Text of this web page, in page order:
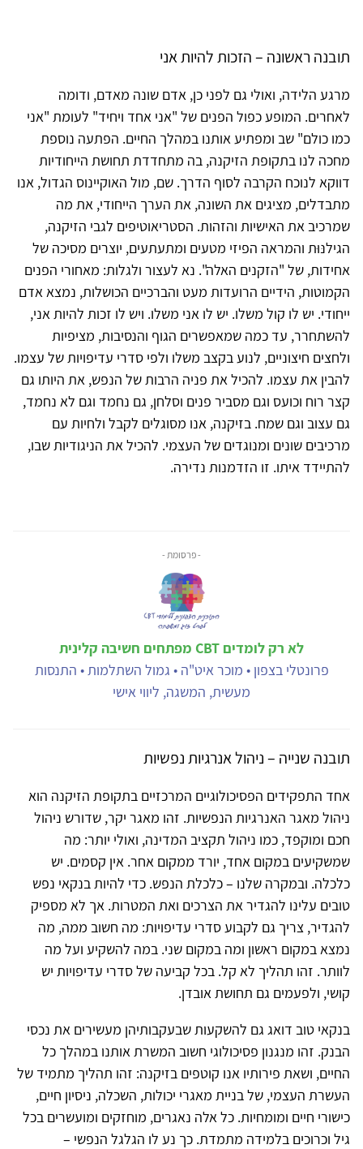
תובנה ראשונה – הזכות להיות אני
מרגע הלידה, ואולי גם לפני כן, אדם שונה מאדם, ודומה
לאחרים. המופע כפול הפנים של "אני אחד ויחיד" לעומת "אני
כמו כולם" שב ומפתיע אותנו במהלך החיים. הפתעה נוספת
מחכה לנו בתקופת הזיקנה, בה מתחדדת תחושת הייחודיות
דווקא לנוכח הקרבה לסוף הדרך. שם, מול האוקיינוס הגדול, אנו
מתבדלים, מציגים את השונה, את הערך הייחודי, את מה
שמרכיב את האישיות והזהות. הסטריאוטיפים לגבי הזיקנה,
הגילנּוּת והמראה הפיזי מטעים ומתעתעים, יוצרים מסיכה של
אחידות, של "הזקנים האלה". נא לעצור ולגלות: מאחורי הפנים
הקמוטות, הידיים הרועדות מעט והברכיים הכושלות, נמצא אדם
ייחודי. יש לו קול משלו. יש לו אני משלו. ויש לו זכות להיות אני,
להשתחרר, עד כמה שמאפשרים הגוף והנסיבות, מציפיות
ולחצים חיצוניים, לנוע בקצב משלו ולפי סדרי עדיפויות של עצמו.
להבין את עצמו. להכיל את פניה הרבות של הנפש, את היותו גם
קצר רוח וכועס וגם מסביר פנים וסלחן, גם נחמד וגם לא נחמד,
גם עצוב וגם שמח. בזיקנה, אנו מסוגלים לקבל ולחיות עם
מרכיבים שונים ומנוגדים של העצמי. להכיל את הניגודיות שבו,
להתיידד איתו. זו הזדמנות נדירה.
- פרסומת -
לא רק לומדים CBT מפתחים חשיבה קלינית
פרונטלי בצפון • מוכר איט"ה • גמול השתלמות • התנסות
מעשית, המשגה, ליווי אישי
תובנה שנייה – ניהול אנרגיות נפשיות
אחד התפקידים הפסיכולוגיים המרכזיים בתקופת הזיקנה הוא
ניהול מאגר האנרגיות הנפשיות. זהו מאגר יקר, שדורש ניהול
חכם ומוקפד, כמו ניהול תקציב המדינה, ואולי יותר: מה
שמשקיעים במקום אחד, יורד ממקום אחר. אין קסמים. יש
כלכלה. ובמקרה שלנו – כלכלת הנפש. כדי להיות בנקאי נפש
טובים עלינו להגדיר את הצרכים ואת המטרות. אך לא מספיק
להגדיר, צריך גם לקבוע סדרי עדיפויות: מה חשוב ממה, מה
נמצא במקום ראשון ומה במקום שני. במה להשקיע ועל מה
לוותר. זהו תהליך לא קל. בכל קביעה של סדרי עדיפויות יש
קושי, ולפעמים גם תחושת אובדן.
בנקאי טוב דואג גם להשקעות שבעקבותיהן מעשירים את נכסי
הבנק. זהו מנגנון פסיכולוגי חשוב המשרת אותנו במהלך כל
החיים, ושאת פירותיו אנו קוטפים בזיקנה: זהו תהליך מתמיד של
העשרת העצמי, של בניית מאגרי יכולות, השכלה, ניסיון חיים,
כישורי חיים ומומחיות. כל אלה נאגרים, מוחזקים ומועשרים בכל
גיל וכרוכים בלמידה מתמדת. כך נע לו הגלגל הנפשי –